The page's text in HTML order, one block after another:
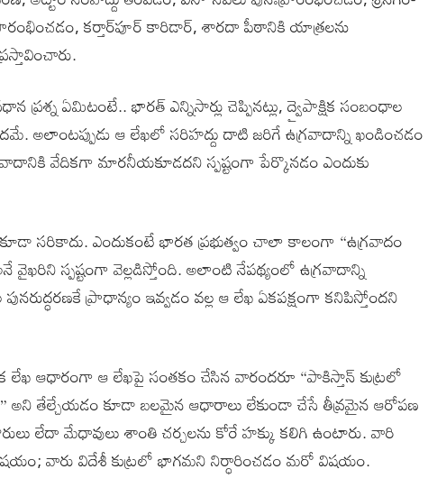
కర్తార్‌పూర్ కారిడార్, శారదా పీఠానికి యాత్రలను
ప్రశ్న ఏమిటంటే.. భారత్ ఎన్నిసార్లు చెప్పినట్లు, ద్వైపాక్షిక సంబంధాల
అలాంటప్పుడు ఆ లేఖలో సరిహద్దు దాటి జరిగే ఉగ్రవాదాన్ని ఖండించడం
వేదికగా మారనీయకూడదని స్పష్టంగా పేర్కొనడం ఎందుకు
సరికాదు. ఎందుకంటే భారత ప్రభుత్వం చాలా కాలంగా “ఉగ్రవాదం
వైఖరిని స్పష్టంగా వెల్లడిస్తోంది. అలాంటి నేపథ్యంలో ఉగ్రవాదాన్ని
ప్రాధాన్యం ఇవ్వడం వల్ల ఆ లేఖ ఏకపక్షంగా కనిపిస్తోందని
ఆధారంగా ఆ లేఖపై సంతకం చేసిన వారందరూ “పాకిస్తాన్ కుట్రలో
అని తేల్చేయడం కూడా బలమైన ఆధారాలు లేకుండా చేసే తీవ్రమైన ఆరోపణ
లేదా మేధావులు శాంతి చర్చలను కోరే హక్కు కలిగి ఉంటారు. వారి
వారు విదేశీ కుట్రలో భాగమని నిర్ధారించడం మరో విషయం.